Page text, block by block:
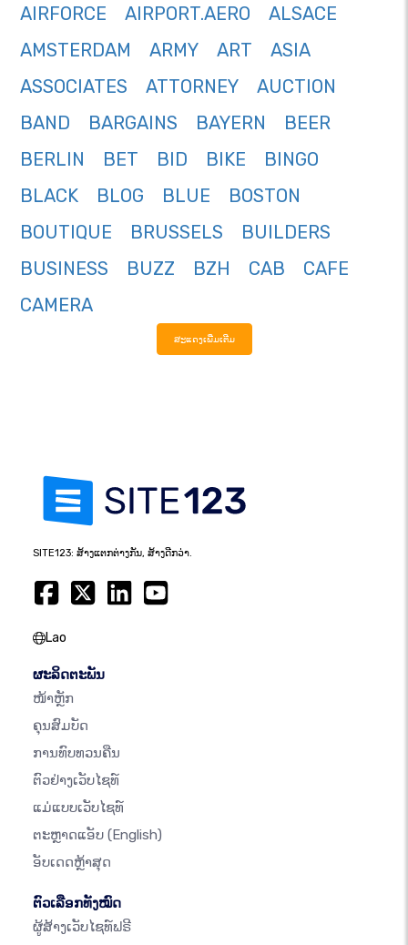
AIRFORCE
AIRPORT.AERO
ALSACE
AMSTERDAM
ARMY ART
ASIA
ASSOCIATES
ATTORNEY
AUCTION
BAND
BARGAINS BAYERN
BEER
BERLIN
BET BID BIKE
BINGO
BLACK
BLOG BLUE
BOSTON
BOUTIQUE
BRUSSELS
BUILDERS
BUSINESS
BUZZ BZH CAB
CAFE
CAMERA
ສະແດງເພີ່ມເຕີມ
SITE123: ສ້າງແຕກຕ່າງກັນ, ສ້າງດີກວ່າ.
Lao
ຜະລິດຕະພັນ
ໜ້າຫຼັກ
ຄຸນສົມບັດ
ການທົບທວນຄືນ
ຕົວຢ່າງເວັບໄຊທ໌
ແມ່ແບບເວັບໄຊທ໌
ຕະຫຼາດແອັບ (English)
ອັບເດດຫຼ້າສຸດ
ຕົວເລືອກທັງໝົດ
ຜູ້ສ້າງເວັບໄຊທ໌ຟຣີ